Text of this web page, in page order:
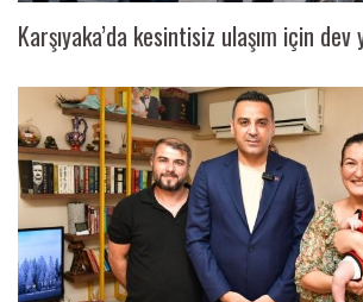
Karşıyaka’da kesintisiz ulaşım için dev